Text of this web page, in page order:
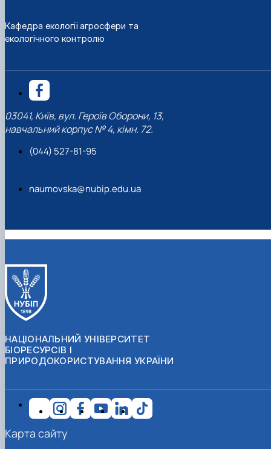
Кафедра екології агросфери та
екологічного контролю
03041, Київ, вул. Героїв Оборони, 13,
навчальний корпус № 4, кімн. 72.
(044) 527-81-95
naumovska@nubip.edu.ua
НАЦІОНАЛЬНИЙ УНІВЕРСИТЕТ
БІОРЕСУРСІВ І
ПРИРОДОКОРИСТУВАННЯ УКРАЇНИ
Карта сайту